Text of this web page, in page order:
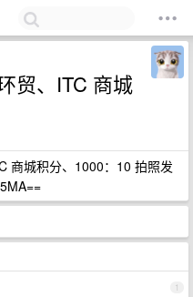
贸、ITC 商城
商城积分、1000：10 拍照发
1